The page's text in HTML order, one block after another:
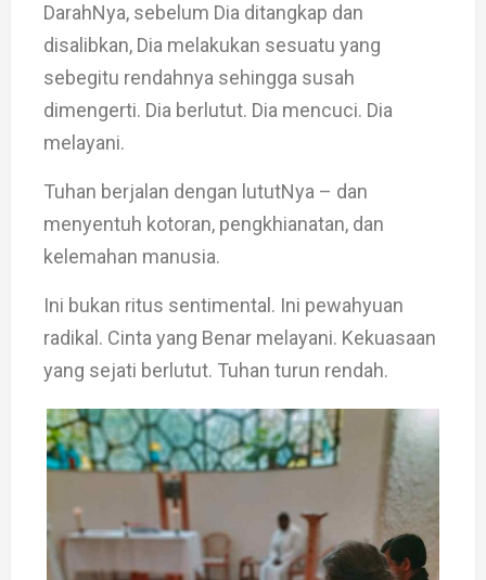
DarahNya, sebelum Dia ditangkap dan
disalibkan, Dia melakukan sesuatu yang
sebegitu rendahnya sehingga susah
dimengerti. Dia berlutut. Dia mencuci. Dia
melayani.
Tuhan berjalan dengan lututNya – dan
menyentuh kotoran, pengkhianatan, dan
kelemahan manusia.
Ini bukan ritus sentimental. Ini pewahyuan
radikal. Cinta yang Benar melayani. Kekuasaan
yang sejati berlutut. Tuhan turun rendah.